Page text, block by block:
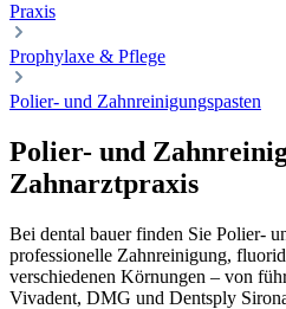
Praxis
Prophylaxe & Pflege
Polier- und Zahnreinigungspasten
Polier- und
Zahnarztpraxis
Bei dental bauer finden Sie Polier-
professionelle Zahnreinigung,
verschiedenen Körnungen – von
Vivadent, DMG und Dentsply